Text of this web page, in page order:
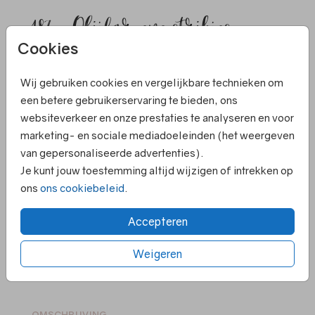
Cookies
Wij gebruiken cookies en vergelijkbare technieken om
een betere gebruikerservaring te bieden, ons
websiteverkeer en onze prestaties te analyseren en voor
marketing- en sociale mediadoeleinden (het weergeven
van gepersonaliseerde advertenties).
Je kunt jouw toestemming altijd wijzigen of intrekken op
ons ons cookiebeleid
Accepteren
Weigeren
187 - Olijfgroene strikjes
Elk kaartje is om te zetten naar een ander
formaat
Persoonlijk contact en hulp bij ontwerpen
Voor 18.00 uur besteld ➝ gelijk in productie
Supersnelle levering